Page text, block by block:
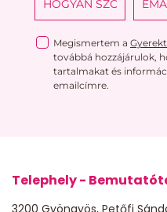
Megismertem a
továbbá hozzájárulok,
tartalmakat és
emailcímre.
Telephely -
3200 Gyöngyös, Petőfi